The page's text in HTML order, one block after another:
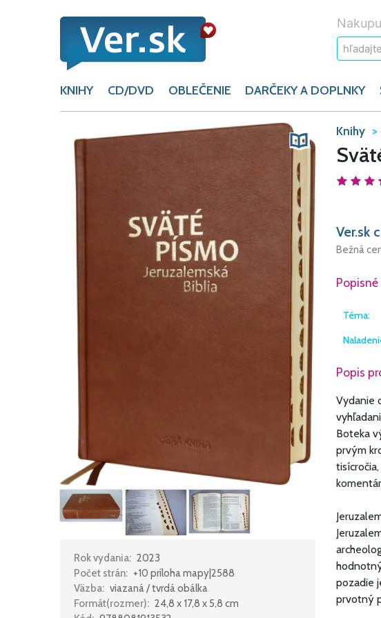
KNIHY CD/DVD OBLEČENIE DARČEKY A DOPLNKY
Rok vydania: 2023
Počet strán: +10 príloha mapy|2588
Väzba: viazaná / tvrdá obálka
Formát(rozmer): 24,8 x 17,8 x 5,8 cm
Knihy
Ver.sk
Bežná
Téma:
Popis
Vydanie
Boteka
prvým
pozadie
prvotný